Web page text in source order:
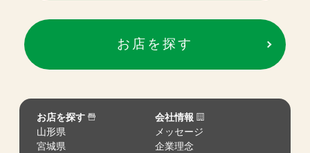
お店を探す
お店を探す
山形県
宮城県
会社情報
メッセージ
企業理念